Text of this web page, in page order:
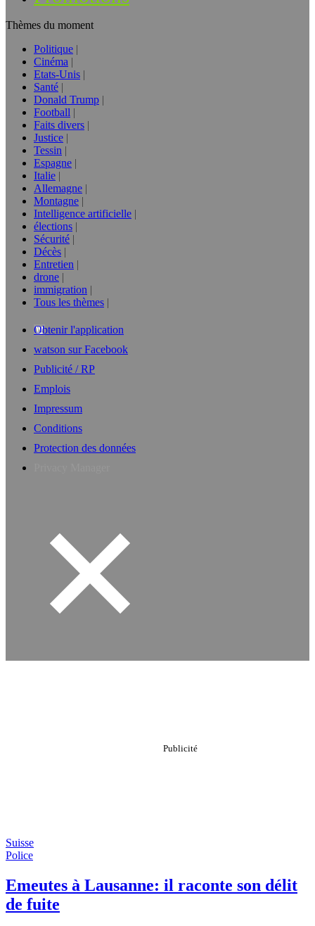
Thèmes du moment
Politique
Cinéma
Etats-Unis
Santé
Donald Trump
Football
Faits divers
Justice
Tessin
Espagne
Italie
Allemagne
Montagne
Intelligence artificielle
élections
Sécurité
Décès
Entretien
drone
immigration
Tous les thèmes
Obtenir l'application
watson sur Facebook
Publicité / RP
Emplois
Impressum
Conditions
Protection des données
Suisse
Police
Emeutes à Lausanne: il raconte son délit
de fuite